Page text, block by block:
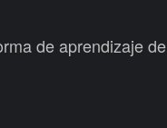
de aprendizaje de